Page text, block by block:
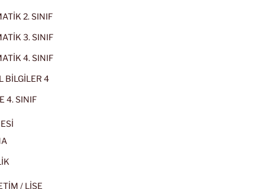
2. SINIF
3. SINIF
4. SINIF
BİLGİLER 4
4. SINIF
/ LİSE